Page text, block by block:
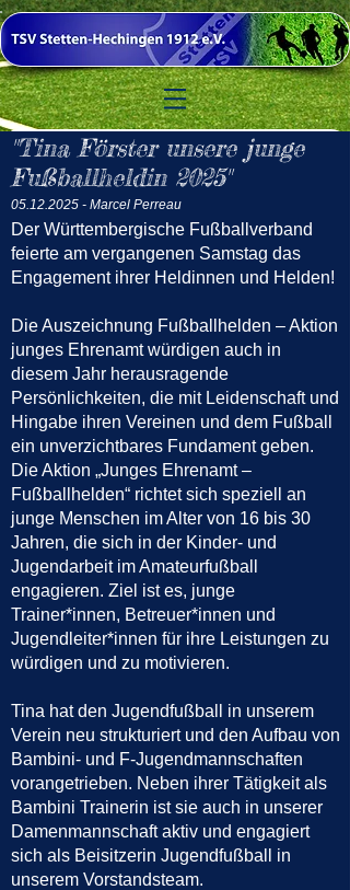
"Tina Förster unsere junge
Fußballheldin 2025"
05.12.2025 - Marcel Perreau
Der Württembergische Fußballverband
feierte am vergangenen Samstag das
Engagement ihrer Heldinnen und Helden!
Die Auszeichnung Fußballhelden – Aktion
junges Ehrenamt würdigen auch in
diesem Jahr herausragende
Persönlichkeiten, die mit Leidenschaft und
Hingabe ihren Vereinen und dem Fußball
ein unverzichtbares Fundament geben.
Die Aktion „Junges Ehrenamt –
Fußballhelden“ richtet sich speziell an
junge Menschen im Alter von 16 bis 30
Jahren, die sich in der Kinder- und
Jugendarbeit im Amateurfußball
engagieren. Ziel ist es, junge
Trainer*innen, Betreuer*innen und
Jugendleiter*innen für ihre Leistungen zu
würdigen und zu motivieren.
Tina hat den Jugendfußball in unserem
Verein neu strukturiert und den Aufbau von
Bambini- und F-Jugendmannschaften
vorangetrieben. Neben ihrer Tätigkeit als
Bambini Trainerin ist sie auch in unserer
Damenmannschaft aktiv und engagiert
sich als Beisitzerin Jugendfußball in
unserem Vorstandsteam.